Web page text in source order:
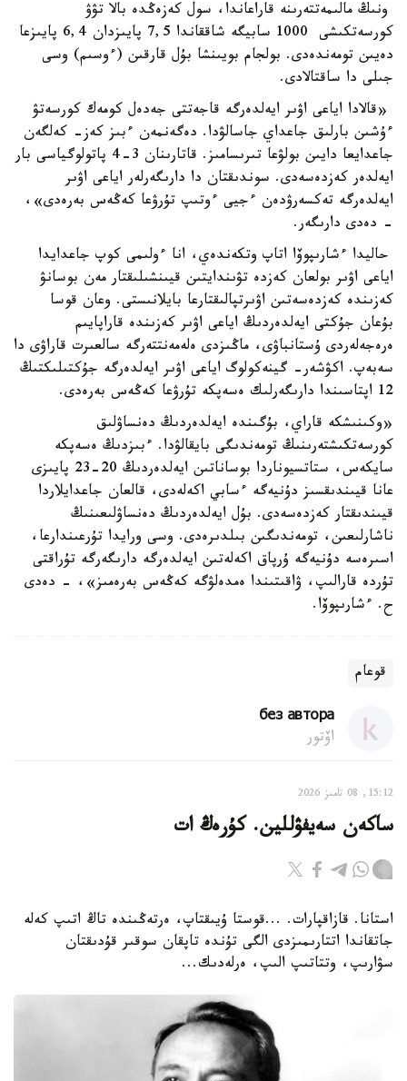
ونىڭ مالىمەتتەرىنە قاراعاندا، سول كەزەڭدە بالا تۋۋ
كورسەتكىشى 1000 سابيگە شاققاندا 7,5 پايىزدان 6,4 پايىزعا
دەيىن تومەندەدى. بولجام بويىنشا بۇل قارقىن (ءوسىم) وسى
جىلى دا ساقتالادى.
«قالادا اياعى اۋىر ايەلدەرگە قاجەتتى جەدەل كومەك كورسەتۋ
ءۇشىن بارلىق جاعداي جاسالۋدا. دەگەنمەن ءبىز كەز- كەلگەن
جاعدايعا دايىن بولۋعا تىرىسامىز. قاتارىنان 3-4 پاتولوگياسى بار
ايەلدەر كەزدەسەدى. سوندىقتان دا دارىگەرلەر اياعى اۋىر
ايەلدەرگە تەكسەرۋدەن ءجيى ءوتىپ تۇرۋعا كەڭەس بەرەدى»،
- دەدى دارىگەر.
حاليدا ءشارىپوۆا اتاپ وتكەندەي، انا ءولىمى كوپ جاعدايدا
اياعى اۋىر بولعان كەزدە تۋىندايتىن قيىنشىلىقتار مەن بوسانۋ
كەزىندە كەزدەسەتىن اۋىرتپالىقتارعا بايلانىستى. وعان قوسا
بۇعان جۇكتى ايەلدەردىڭ اياعى اۋىر كەزىندە قاراپايىم
ەرەجەلەردى ۇستانباۋى، ماڭىزدى ەلەمەنتتەرگە سالعىرت قاراۋى دا
سەبەپ. اكۋشەر- گينەكولوگ اياعى اۋىر ايەلدەرگە جۇكتىلىكتىڭ
12 اپتاسىندا دارىگەرلىك ەسەپكە تۇرۋعا كەڭەس بەرەدى.
«وكىنىشكە قاراي، بۇگىندە ايەلدەردىڭ دەنساۋلىق
كورسەتكىشتەرىنىڭ تومەندىگى بايقالۋدا. ءبىزدىڭ ەسەپكە
سايكەس، ستاتسيوناردا بوساناتىن ايەلدەردىڭ 20-23 پايىزى
عانا قيىندىقسىز دۇنيەگە ءسابي اكەلەدى، قالعان جاعدايلاردا
قيىندىقتار كەزدەسەدى. بۇل ايەلدەردىڭ دەنساۋلىعىنىڭ
ناشارلىعىن، تومەندىگىن بىلدىرەدى. وسى ورايدا تۇرعىندارعا،
اسىرەسە دۇنيەگە ۇرپاق اكەلەتىن ايەلدەرگە دارىگەرگە تۇراقتى
تۇردە قارالىپ، ۋاقىتىندا ەمدەلۋگە كەڭەس بەرەمىز»، - دەدى
ح. ءشارىپوۆا.
قوعام
без автора
اۆتور
15:12, 08 تامىز 2026
ساكەن سەيفۋللين. كۇرەڭ ات
استانا. قازاقپارات. ...قوستا ۇيىقتاپ، ەرتەڭىندە تاڭ اتىپ كەلە
جاتقاندا اتتارىمىزدى الگى تۇندە تاپقان سوقىر قۇدىقتان
سۋارىپ، وتتاتىپ الىپ، ەرلەدىك...